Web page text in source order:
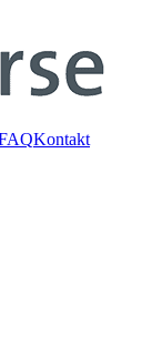
Kontakt